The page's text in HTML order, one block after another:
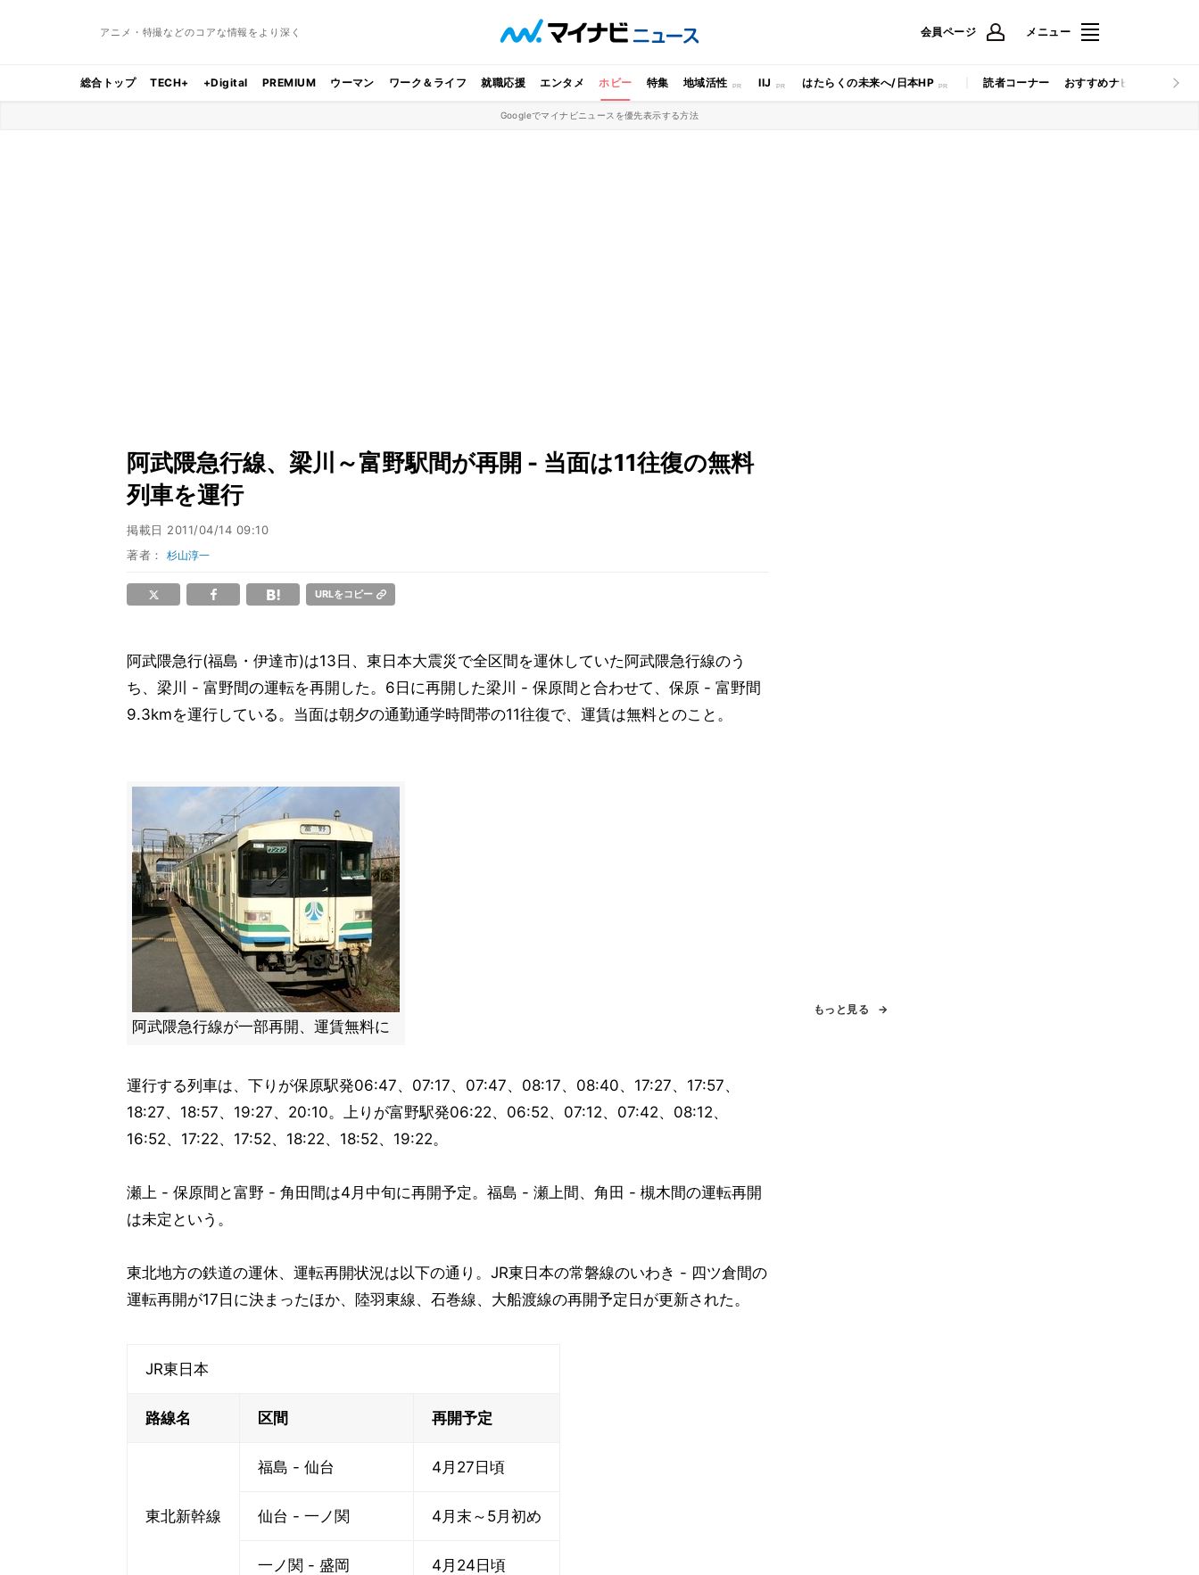
アニメ・特撮などのコアな情報をより深く 会員ページ メニュー
総合トップ TECH+ +Digital PREMIUM ウーマン ワーク＆ライフ 就職応援 エンタメ ホビー 特集 地域活性 IIJ はたらくの未来へ/日本HP 読者コーナー おすすめナビ マイナビ
Googleでマイナビニュースを優先表示する方法
阿武隈急行線、梁川～富野駅間が再開 - 当面は11往復の無料
列車を運行
掲載日 2011/04/14 09:10
著者：杉山淳一
URLをコピー
阿武隈急行(福島・伊達市)は13日、東日本大震災で全区間を運休していた阿武隈急行線のう
ち、梁川 - 富野間の運転を再開した。6日に再開した梁川 - 保原間と合わせて、保原 - 富野間
9.3kmを運行している。当面は朝夕の通勤通学時間帯の11往復で、運賃は無料とのこと。
阿武隈急行線が一部再開、運賃無料に
運行する列車は、下りが保原駅発06:47、07:17、07:47、08:17、08:40、17:27、17:57、
18:27、18:57、19:27、20:10。上りが富野駅発06:22、06:52、07:12、07:42、08:12、
16:52、17:22、17:52、18:22、18:52、19:22。
瀬上 - 保原間と富野 - 角田間は4月中旬に再開予定。福島 - 瀬上間、角田 - 槻木間の運転再開
は未定という。
東北地方の鉄道の運休、運転再開状況は以下の通り。JR東日本の常磐線のいわき - 四ツ倉間の
運転再開が17日に決まったほか、陸羽東線、石巻線、大船渡線の再開予定日が更新された。
JR東日本
路線名 区間 再開予定
東北新幹線
福島 - 仙台 4月27日頃
仙台 - 一ノ関 4月末～5月初め
一ノ関 - 盛岡 4月24日頃
もっと見る